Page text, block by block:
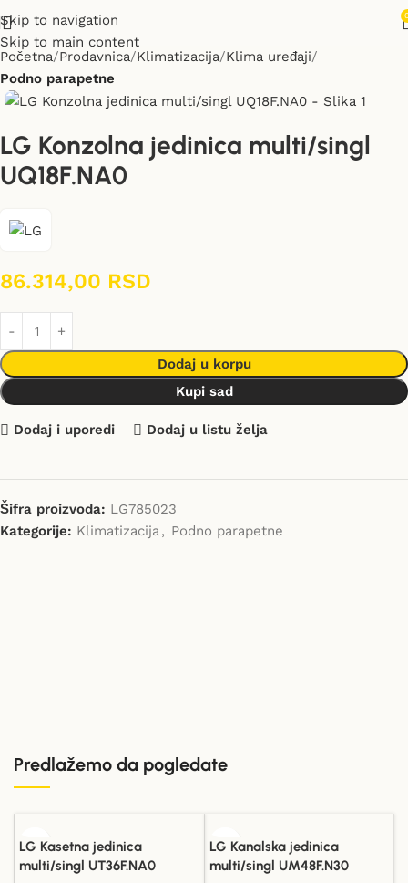
Skip to navigation
Skip to main content
Početna Prodavnica Klimatizacija Klima uređaji
Podno parapetne
LG Konzolna jedinica multi/singl
UQ18F.NA0
86.314,00 RSD
Dodaj u korpu
Kupi sad
Dodaj i uporedi Dodaj u listu želja
Šifra proizvoda: LG785023
Kategorije: Klimatizacija, Podno parapetne
Predlažemo da pogledate
LG Kasetna jedinica
multi/singl UT36F.NA0
LG Kanalska jedinica
multi/singl UM48F.N30